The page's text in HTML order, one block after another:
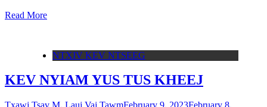
Read More
NTXIV KEV NTSEEG
KEV NYIAM YUS TUS KHEEJ